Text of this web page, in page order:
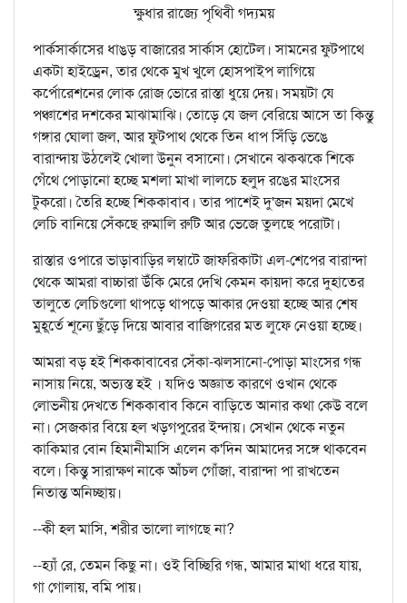
ক্ষুধার রাজ্যে পৃথিবী গদ্যময়
পার্কসার্কাসের ধাঙড় বাজারের সার্কাস হোটেল। সামনের ফুটপাথে
একটা হাইড্রেন, তার থেকে মুখ খুলে হোসপাইপ লাগিয়ে
কর্পোরেশনের লোক রোজ ভোরে রাস্তা ধুয়ে দেয়। সময়টা যে
পঞ্চাশের দশকের মাঝামাঝি। তোড়ে যে জল বেরিয়ে আসে তা কিন্তু
গঙ্গার ঘোলা জল, আর ফুটপাথ থেকে তিন ধাপ সিঁড়ি ভেঙে
বারান্দায় উঠলেই খোলা উনুন বসানো। সেখানে ঝকঝকে শিকে
গেঁথে পোড়ানো হচ্ছে মশলা মাখা লালচে হলুদ রঙের মাংসের
টুকরো। তৈরি হচ্ছে শিককাবাব। তার পাশেই দু'জন ময়দা মেখে
লেচি বানিয়ে সেঁকছে রুমালি রুটি আর ভেজে তুলছে পরোটা।
রাস্তার ওপারে ভাড়াবাড়ির লম্বাটে জাফরিকাটা এল-শেপের বারান্দা
থেকে আমরা বাচ্চারা উঁকি মেরে দেখি কেমন কায়দা করে দুহাতের
তালুতে লেচিগুলো থাপড়ে থাপড়ে আকার দেওয়া হচ্ছে আর শেষ
মুহূর্তে শূন্যে ছুঁড়ে দিয়ে আবার বাজিগরের মত লুফে নেওয়া হচ্ছে।
আমরা বড় হই শিককাবাবের সেঁকা-ঝলসানো-পোড়া মাংসের গন্ধ
নাসায় নিয়ে, অভ্যস্ত হই । যদিও অজ্ঞাত কারণে ওখান থেকে
লোভনীয় দেখতে শিককাবাব কিনে বাড়িতে আনার কথা কেউ বলে
না। সেজকার বিয়ে হল খড়গপুরের ইন্দায়। সেখান থেকে নতুন
কাকিমার বোন হিমানীমাসি এলেন ক'দিন আমাদের সঙ্গে থাকবেন
বলে। কিন্তু সারাক্ষণ নাকে আঁচল গোঁজা, বারান্দা পা রাখতেন
নিতান্ত অনিচ্ছায়।
--কী হল মাসি, শরীর ভালো লাগছে না?
--হ্যাঁ রে, তেমন কিছু না। ওই বিচ্ছিরি গন্ধ, আমার মাথা ধরে যায়,
গা গোলায়, বমি পায়।